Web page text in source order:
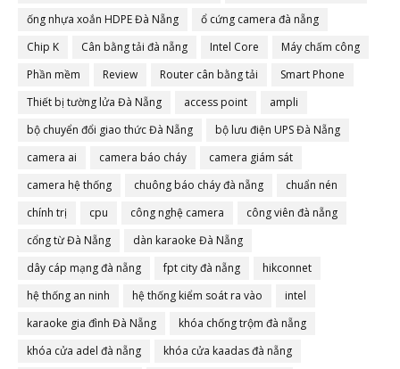
ống nhựa xoắn HDPE Đà Nẵng
ổ cứng camera đà nẵng
Chip K
Cân bằng tải đà nẵng Intel Core
Máy chấm công
Phần mềm
Review Router cân bằng tải
Smart Phone
Thiết bị tường lửa Đà Nẵng
access point
ampli
bộ chuyển đổi giao thức Đà Nẵng
bộ lưu điện UPS Đà Nẵng
camera ai
camera báo cháy
camera giám sát
camera hệ thống
chuông báo cháy đà nẵng
chuẩn nén
chính trị
cpu công nghệ camera
công viên đà nẵng
cổng từ Đà Nẵng
dàn karaoke Đà Nẵng
dây cáp mạng đà nẵng
fpt city đà nẵng
hikconnet
hệ thống an ninh
hệ thống kiểm soát ra vào
intel
karaoke gia đình Đà Nẵng
khóa chống trộm đà nẵng
khóa cửa adel đà nẵng
khóa cửa kaadas đà nẵng